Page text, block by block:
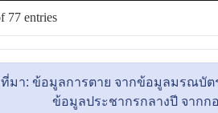
ที่มา: ข้อมูลการตาย จากข้อมูลมรณบัต
ข้อมูลประชากรกลางปี จากกอ